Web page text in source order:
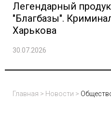
Легендарный
"Благбазы".
Харькова
30.07.2026
Главная > Новости >